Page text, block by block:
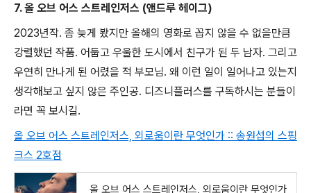
7. 올 오브 어스 스트레인저스 (앤드루 헤이그)
2023년작. 좀 늦게 봤지만 올해의 영화로 꼽지 않을 수 없을만큼
강렬했던 작품. 어둡고 우울한 도시에서 친구가 된 두 남자. 그리고
우연히 만나게 된 어렸을 적 부모님. 왜 이런 일이 일어나고 있는지
생각해보고 싶지 않은 주인공. 디즈니플러스를 구독하시는 분들이
라면 꼭 보시길.
올 오브 어스 스트레인저스, 외로움이란 무엇인가 :: 송원섭의 스핑
크스 2호점
올 오브 어스 스트레인저스, 외로움이란 무엇인가